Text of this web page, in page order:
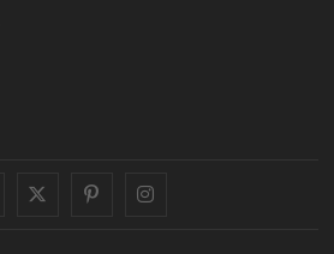
twitter
pinterestinstagram